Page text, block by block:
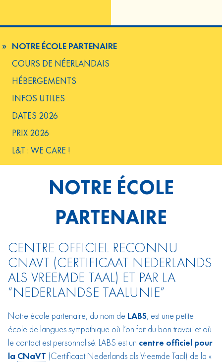
NOTRE ÉCOLE PARTENAIRE
COURS DE NÉERLANDAIS
HÉBERGEMENTS
INFOS UTILES
DATES 2026
PRIX 2026
L&T : WE CARE !
NOTRE ÉCOLE
PARTENAIRE
CENTRE OFFICIEL RECONNU
CNAVT (CERTIFICAAT NEDERLANDS
ALS VREEMDE TAAL) ET PAR LA
“NEDERLANDSE TAALUNIE”
Notre école partenaire, du nom de LABS, est une petite
école de langues sympathique où l’on fait du bon travail et où
le contact est personnalisé. LABS est un centre officiel pour
la CNaVT (Certificaat Nederlands als Vreemde Taal) de la «